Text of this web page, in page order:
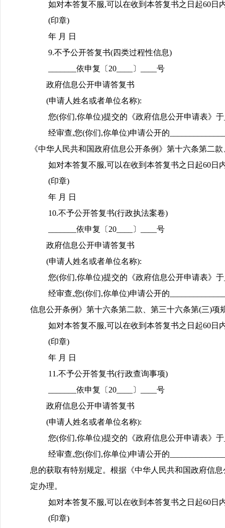
如对本答复不服,可以在收到本答复书之日起60日
(印章)
年 月 日
9.不予公开答复书(四类过程性信息)
_______依申复〔20____〕____号
政府信息公开申请答复书
(申请人姓名或者单位名称):
您(你们,你单位)提交的《政府信息公开申请表》于
经审查,您(你们,你单位)申请公开的
《中华人民共和国政府信息公开条例》第十六条第二
如对本答复不服,可以在收到本答复书之日起60日
(印章)
年 月 日
10.不予公开答复书(行政执法案卷)
_______依申复〔20____〕____号
政府信息公开申请答复书
(申请人姓名或者单位名称):
您(你们,你单位)提交的《政府信息公开申请表》于
经审查,您(你们,你单位)申请公开的
信息公开条例》第十六条第二款、第三十六条第(三)项
如对本答复不服,可以在收到本答复书之日起60日
(印章)
年 月 日
11.不予公开答复书(行政查询事项)
_______依申复〔20____〕____号
政府信息公开申请答复书
(申请人姓名或者单位名称):
您(你们,你单位)提交的《政府信息公开申请表》于
经审查,您(你们,你单位)申请公开的
息的获取有特别规定。根据《中华人民共和国政府信
定办理。
如对本答复不服,可以在收到本答复书之日起60日
(印章)